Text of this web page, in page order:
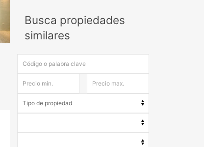
Busca propiedades
similares